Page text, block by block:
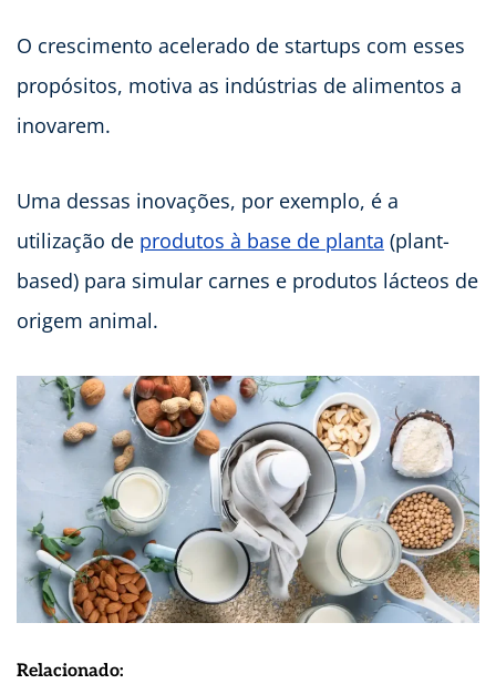
O crescimento acelerado de startups com esses
propósitos, motiva as indústrias de alimentos a
inovarem.
Uma dessas inovações, por exemplo, é a
utilização de produtos à base de planta (plant-
based) para simular carnes e produtos lácteos de
origem animal.
Relacionado: